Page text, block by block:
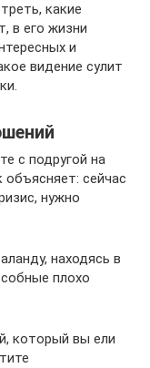
какие
в его жизни
и
видение сулит
с подругой на
сейчас
нужно
находясь в
плохо
который вы ели